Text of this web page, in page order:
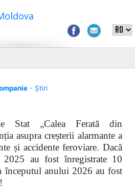
- Știri
Stat „Calea Ferată din
asupra creșterii alarmante a
și accidente feroviare. Dacă
au fost înregistrate 10
începutul anului 2026 au fost